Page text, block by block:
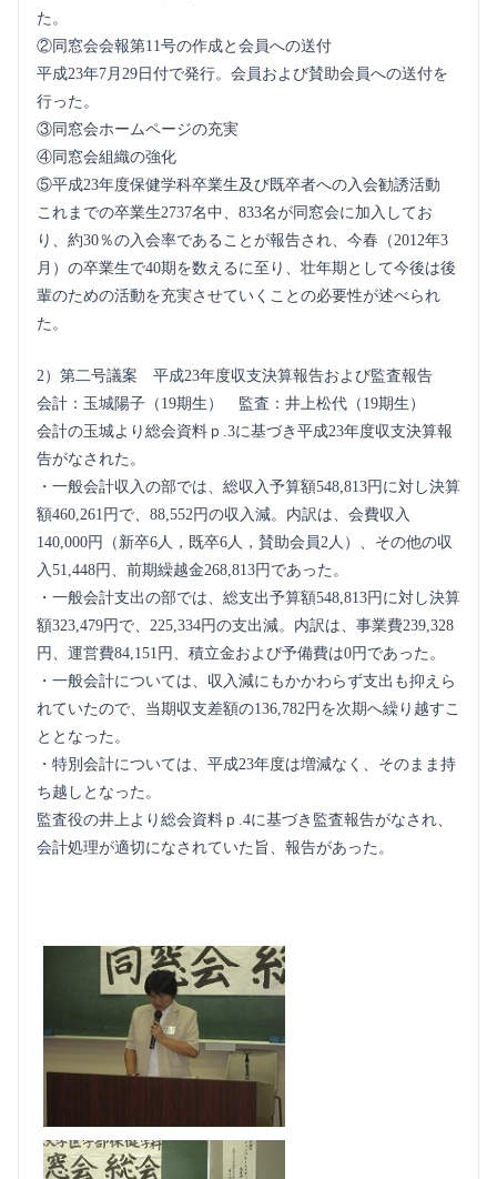
た。
②同窓会会報第11号の作成と会員への送付
平成23年7月29日付で発行。会員および賛助会員への送付を
行った。
③同窓会ホームページの充実
④同窓会組織の強化
⑤平成23年度保健学科卒業生及び既卒者への入会勧誘活動
これまでの卒業生2737名中、833名が同窓会に加入してお
り、約30％の入会率であることが報告され、今春（2012年3
月）の卒業生で40期を数えるに至り、壮年期として今後は後
輩のための活動を充実させていくことの必要性が述べられ
た。
2）第二号議案 平成23年度収支決算報告および監査報告
会計：玉城陽子（19期生） 監査：井上松代（19期生）
会計の玉城より総会資料ｐ.3に基づき平成23年度収支決算報
告がなされた。
・一般会計収入の部では、総収入予算額548,813円に対し決算
額460,261円で、88,552円の収入減。内訳は、会費収入
140,000円（新卒6人，既卒6人，賛助会員2人）、その他の収
入51,448円、前期繰越金268,813円であった。
・一般会計支出の部では、総支出予算額548,813円に対し決算
額323,479円で、225,334円の支出減。内訳は、事業費239,328
円、運営費84,151円、積立金および予備費は0円であった。
・一般会計については、収入減にもかかわらず支出も抑えら
れていたので、当期収支差額の136,782円を次期へ繰り越すこ
ととなった。
・特別会計については、平成23年度は増減なく、そのまま持
ち越しとなった。
監査役の井上より総会資料ｐ.4に基づき監査報告がなされ、
会計処理が適切になされていた旨、報告があった。